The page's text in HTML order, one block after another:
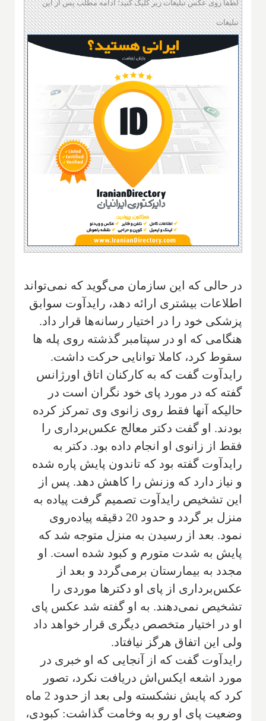
لطفا روی عکس تبلیغات زیر کلیک کنید؛ ادامه مطلب پس از این
تبلیغات
در حالی که این سازمان می‌گوید که نمی‌تواند
اطلاعات بیشتری ارائه دهد، رایدآوت سوابق
پزشکی خود را در اختیار رسانه‌ها قرار داد.
هنگامی که او در سپتامبر گذشته روی پله ها
سقوط کرد، کاملا توانایی حرکت داشت.
رایدآوت گفت که به کارکنان اتاق اورژانس
گفته که در مورد پای خود نگران است در
حالیکه آنها فقط روی زانوی وی تمرکز کرده
بودند. او گفت دکتر معالج عکس‌برداری را
فقط از زانوی او انجام داده بود. دکتر به
رایدآوت گفته بود که تاندون پایش پاره شده
و نیاز دارد که وزنش را کاهش دهد. پس از
این تشخیص رایدآوت تصمیم گرفت پیاده به
منزل بر گردد و حدود 20 دقیقه پیاده‌روی
نمود. بعد از رسیدن به منزل متوجه شد که
پایش به شدت متورم و کبود شده است. او
مجدد به بیمارستان برمی‌گردد و بعد از
عکس‌برداری از پای او دکتر‌ها موردی را
تشخیص نمی‌دهند. به او گفته شد عکس پای
او در اختیار متخصص دیگری قرار خواهد داد
ولی این اتفاق هرگز نیافتاد.
رایدآوت گفت که از آنجایی که او خبری در
مورد اشعه ایکس‌اش در‌یافت نکرد، تصور
کرد که پایش نشکسته ولی بعد از حدود 2 ماه
وضعیت پای او رو به وخامت گذاشت: کبودی،